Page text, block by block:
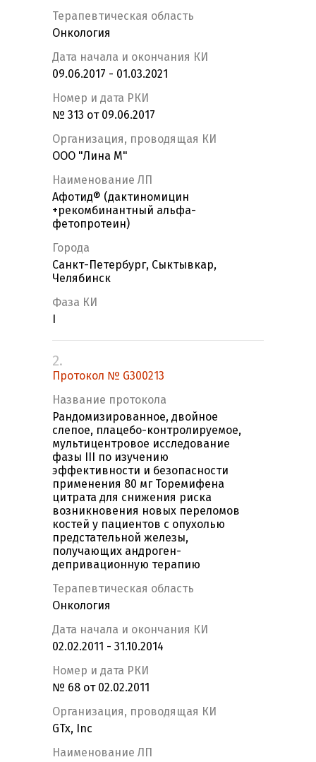
Терапевтическая область
Онкология
Дата начала и окончания КИ
09.06.2017 - 01.03.2021
Номер и дата РКИ
№ 313 от 09.06.2017
Организация, проводящая КИ
ООО "Лина М"
Наименование ЛП
Афотид® (дактиномицин
+рекомбинантный альфа-
фетопротеин)
Города
Санкт-Петербург, Сыктывкар,
Челябинск
Фаза КИ
2.
Протокол № G300213
Название протокола
Рандомизированное, двойное
слепое, плацебо-контролируемое,
мультицентровое исследование
фазы III по изучению
эффективности и безопасности
применения 80 мг Торемифена
цитрата для снижения риска
возникновения новых переломов
костей у пациентов с опухолью
предстательной железы,
получающих андроген-
депривационную терапию
Терапевтическая область
Онкология
Дата начала и окончания КИ
02.02.2011 - 31.10.2014
Номер и дата РКИ
№ 68 от 02.02.2011
Организация, проводящая КИ
GTx, Inc
Наименование ЛП